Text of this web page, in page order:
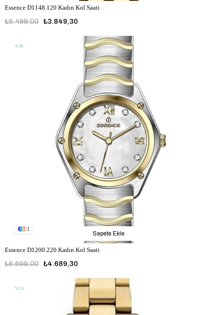
Essence D1148.120 Kadın Kol Saati
₺3.849,30
₺5.499,00
1
Essence D1200.220 Kadın Kol Saati
₺4.689,30
₺6.699,00
Sepete Ekle
%30
%15